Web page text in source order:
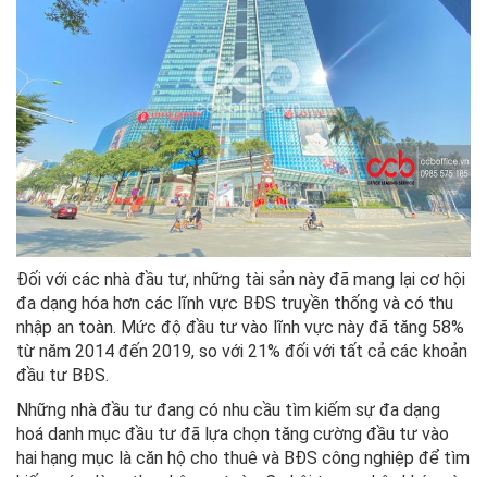
Đối với các nhà đầu tư, những tài sản này đã mang lại cơ hội
đa dạng hóa hơn các lĩnh vực BĐS truyền thống và có thu
nhập an toàn. Mức độ đầu tư vào lĩnh vực này đã tăng 58%
từ năm 2014 đến 2019, so với 21% đối với tất cả các khoản
đầu tư BĐS.
Những nhà đầu tư đang có nhu cầu tìm kiếm sự đa dạng
hoá danh mục đầu tư đã lựa chọn tăng cường đầu tư vào
hai hạng mục là căn hộ cho thuê và BĐS công nghiệp để tìm